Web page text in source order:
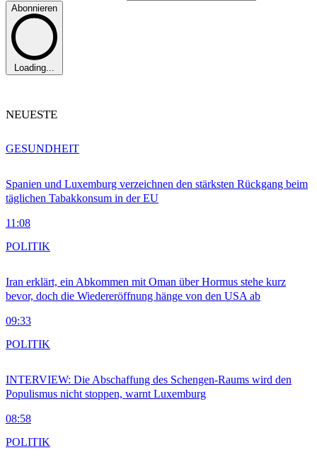
Abonnieren
Loading...
NEUESTE
Spanien und Luxemburg verzeichnen den stärksten Rückgang beim
täglichen Tabakkonsum in der EU
11:08
GESUNDHEIT
Iran erklärt, ein Abkommen mit Oman über Hormus stehe kurz
bevor, doch die Wiedereröffnung hänge von den USA ab
09:33
POLITIK
INTERVIEW: Die Abschaffung des Schengen-Raums wird den
Populismus nicht stoppen, warnt Luxemburg
08:58
POLITIK
POLITIK